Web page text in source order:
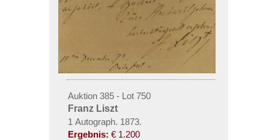
Auktion 385 - Lot 750
Franz Liszt
1 Autograph. 1873.
Ergebnis: € 1.200